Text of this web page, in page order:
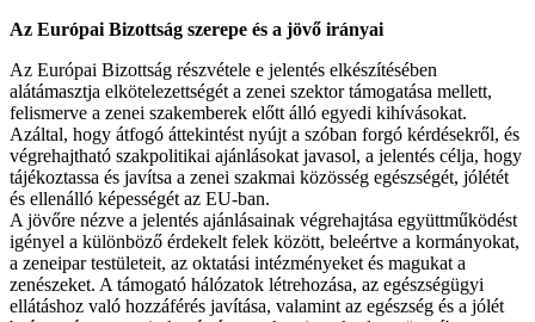
Az Európai Bizottság szerepe és a jövő irányai
Az Európai Bizottság részvétele e jelentés elkészítésében
alátámasztja elkötelezettségét a zenei szektor támogatása mellett,
felismerve a zenei szakemberek előtt álló egyedi kihívásokat.
Azáltal, hogy átfogó áttekintést nyújt a szóban forgó kérdésekről, és
végrehajtható szakpolitikai ajánlásokat javasol, a jelentés célja, hogy
tájékoztassa és javítsa a zenei szakmai közösség egészségét, jólétét
és ellenálló képességét az EU-ban.
A jövőre nézve a jelentés ajánlásainak végrehajtása együttműködést
igényel a különböző érdekelt felek között, beleértve a kormányokat,
a zeneipar testületeit, az oktatási intézményeket és magukat a
zenészeket. A támogató hálózatok létrehozása, az egészségügyi
ellátáshoz való hozzáférés javítása, valamint az egészség és a jólét